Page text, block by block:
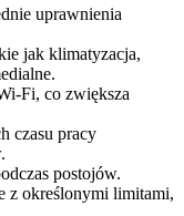
uprawnienia
jak klimatyzacja,
Fi, co zwiększa
czasu pracy
postojów.
z określonymi limitami,